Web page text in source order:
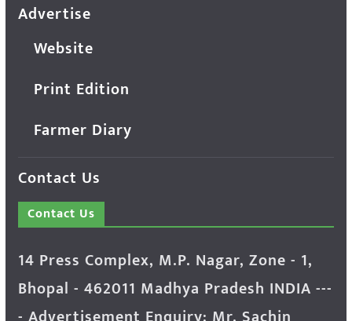
Advertise
Website
Print Edition
Farmer Diary
Contact Us
Contact Us
14 Press Complex, M.P. Nagar, Zone - 1,
Bhopal - 462011 Madhya Pradesh INDIA ---